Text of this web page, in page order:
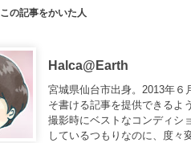
この記事をかいた人
Halca@Earth
宮城県仙台市出身。2013年６
そ書ける記事を提供できるよ
撮影時にベストなコンディシ
しているつもりなのに、度々